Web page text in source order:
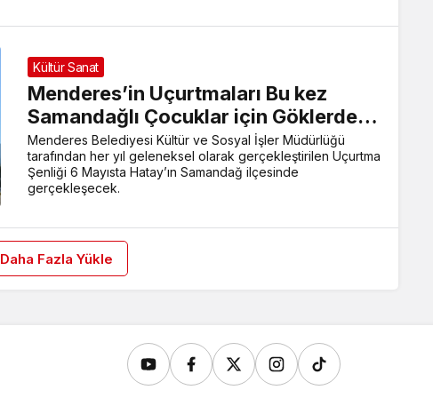
Kültür Sanat
Menderes’in Uçurtmaları Bu kez
Samandağlı Çocuklar için Göklerde…
Menderes Belediyesi Kültür ve Sosyal İşler Müdürlüğü
tarafından her yıl geleneksel olarak gerçekleştirilen Uçurtma
Şenliği 6 Mayısta Hatay’ın Samandağ ilçesinde
gerçekleşecek.
Daha Fazla Yükle